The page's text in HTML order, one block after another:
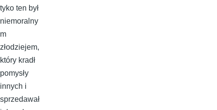
tyko ten był
niemoralny
m
złodziejem,
który kradł
pomysły
innych i
sprzedawał